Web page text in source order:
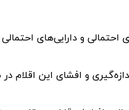
و افشای این